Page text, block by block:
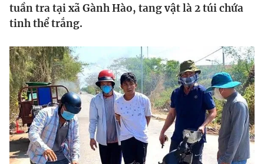
Thế giới
Tin tức
Thế giới đó đây
Câu chuyện quốc tế
Kinh tế
Tài chính
Thị trường
Góc doanh nghiệp
Dữ liệu và đời sống
Truyền hình
Phim VTV
Giải trí
tuần tra tại xã Gành Hào, tang vật là 2 túi chứa
tinh thể trắng.